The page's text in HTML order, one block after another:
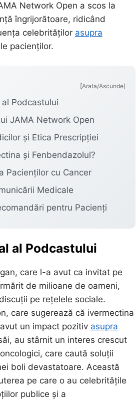
Network Open a scos la
îngrijorătoare, ridicând
celebrităților asupra
pacienților.
[Arata/Ascunde]
Podcastului
JAMA Network Open
și Etica Prescripției
și Fenbendazolul?
Pacienților cu Cancer
Medicale
pentru Pacienți
al Podcastului
care l-a avut ca invitat pe
de milioane de oameni,
pe rețelele sociale.
care sugerează că ivermectina
un impact pozitiv asupra
au stârnit un interes crescut
care caută soluții
boli devastatoare. Această
pe care o au celebritățile
publice și a